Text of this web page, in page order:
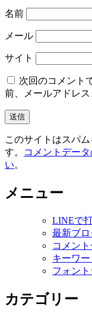
名前
メール
サイト
次回のコメント
前、メールアドレス
このサイトはスパ
す。
コメントデー
い。
メニュー
LINEで
最新ブ
コメン
キーワ
フォン
カテゴリー